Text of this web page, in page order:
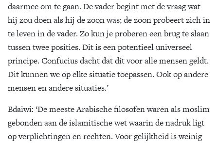
daarmee om te gaan. De vader begint met de vraag wat
hij zou doen als hij de zoon was; de zoon probeert zich in
te leven in de vader. Zo kun je proberen een brug te slaan
tussen twee posities. Dit is een potentieel universeel
principe. Confucius dacht dat dit voor alle mensen geldt.
Dit kunnen we op elke situatie toepassen. Ook op andere
mensen en andere situaties.’
Bdaiwi: ‘De meeste Arabische filosofen waren als moslim
gebonden aan de islamitische wet waarin de nadruk ligt
op verplichtingen en rechten. Voor gelijkheid is weinig